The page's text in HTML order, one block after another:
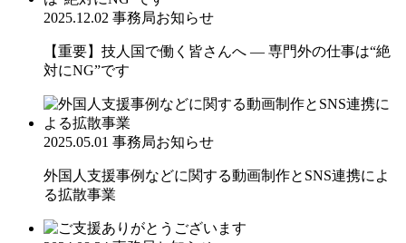
2025.12.02 事務局お知らせ
【重要】技人国で働く皆さんへ ― 専門外の仕事は“絶
対にNG”です
2025.05.01 事務局お知らせ
外国人支援事例などに関する動画制作とSNS連携によ
る拡散事業